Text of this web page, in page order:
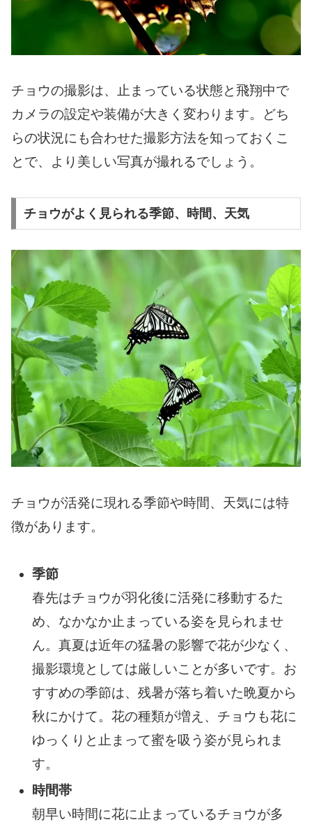
チョウの撮影は、止まっている状態と飛翔中で
カメラの設定や装備が大きく変わります。どち
らの状況にも合わせた撮影方法を知っておくこ
とで、より美しい写真が撮れるでしょう。
チョウがよく見られる季節、時間、天気
チョウが活発に現れる季節や時間、天気には特
徴があります。
季節
春先はチョウが羽化後に活発に移動するた
め、なかなか止まっている姿を見られませ
ん。真夏は近年の猛暑の影響で花が少なく、
撮影環境としては厳しいことが多いです。お
すすめの季節は、残暑が落ち着いた晩夏から
秋にかけて。花の種類が増え、チョウも花に
ゆっくりと止まって蜜を吸う姿が見られま
す。
時間帯
朝早い時間に花に止まっているチョウが多